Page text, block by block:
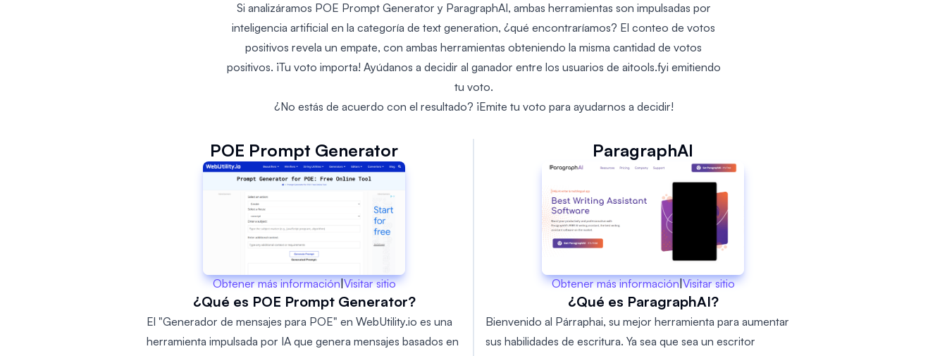
Si analizáramos POE Prompt Generator y ParagraphAI, ambas herramientas son impulsadas por
inteligencia artificial en la categoría de text generation, ¿qué encontraríamos? El conteo de votos
positivos revela un empate, con ambas herramientas obteniendo la misma cantidad de votos
positivos. ¡Tu voto importa! Ayúdanos a decidir al ganador entre los usuarios de aitools.fyi emitiendo
tu voto.
¿No estás de acuerdo con el resultado? ¡Emite tu voto para ayudarnos a decidir!
POE Prompt Generator
Obtener más información|Visitar sitio
¿Qué es POE Prompt Generator?
El "Generador de mensajes para POE" en WebUtility.io es una
herramienta impulsada por IA que genera mensajes basados en
ParagraphAI
Obtener más información|Visitar sitio
¿Qué es ParagraphAI?
Bienvenido al Párraphai, su mejor herramienta para aumentar
sus habilidades de escritura. Ya sea que sea un escritor